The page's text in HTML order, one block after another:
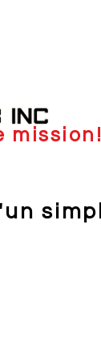
mission!